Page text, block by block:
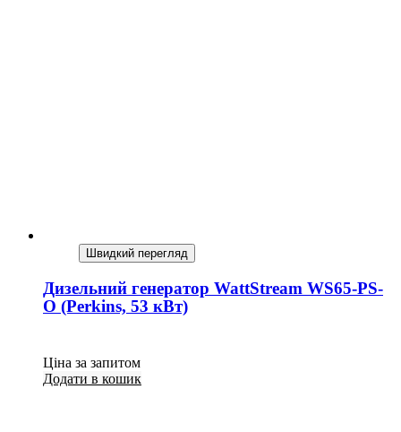
Швидкий перегляд
Дизельний генератор WattStream WS65-PS-
O (Perkins, 53 кВт)
Ціна за запитом
Додати в кошик